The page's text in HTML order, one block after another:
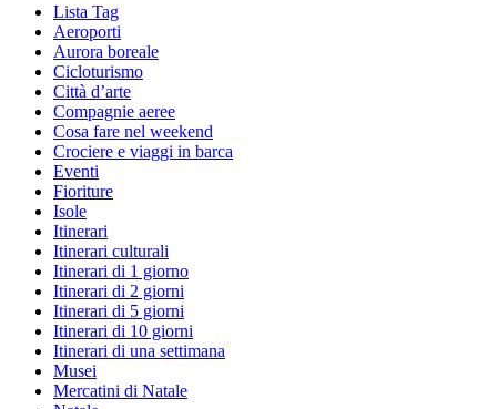
Lista Tag
Aeroporti
Aurora boreale
Cicloturismo
Città d’arte
Compagnie aeree
Cosa fare nel weekend
Crociere e viaggi in barca
Eventi
Fioriture
Isole
Itinerari
Itinerari culturali
Itinerari di 1 giorno
Itinerari di 2 giorni
Itinerari di 5 giorni
Itinerari di 10 giorni
Itinerari di una settimana
Musei
Mercatini di Natale